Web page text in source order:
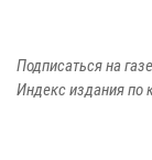
Подписаться на
Индекс издания по